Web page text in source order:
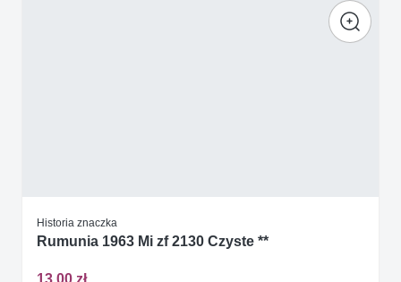
Historia znaczka
Rumunia 1963 Mi zf 2130 Czyste **
13,00 zł